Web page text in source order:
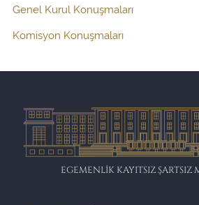
Genel Kurul Konuşmaları
Komisyon Konuşmaları
EGEMENLİK KAYITSIZ ŞARTSIZ